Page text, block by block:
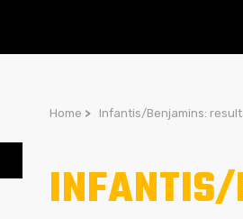
Home > Infantis/Benjamins:
INFANTIS/